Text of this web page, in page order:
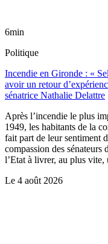
6min
Politique
Incendie en Gironde : «
avoir un retour
sénatrice Nathalie Delattre
Après l’incendie le plus
1949, les habitants de la
fait part de leur sentiment
compassion des
l’Etat à livrer, au plus vite,
Le 4 août 2026